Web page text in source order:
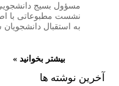
مسؤول بسیج
نشست مطبوعاتی با
به استقبال
بیشتر بخوانید »
آخرین نوشته ها